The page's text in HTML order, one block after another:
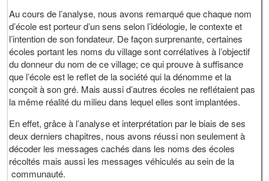
Au cours de l’analyse, nous avons remarqué que chaque nom
d’école est porteur d’un sens selon l’idéologie, le contexte et
l’intention de son fondateur. De façon surprenante, certaines
écoles portant les noms du village sont corrélatives à l’objectif
du donneur du nom de ce village; ce qui prouve à suffisance
que l’école est le reflet de la société qui la dénomme et la
conçoit à son gré. Mais aussi d’autres écoles ne reflétaient pas
la même réalité du milieu dans lequel elles sont implantées.
En effet, grâce à l’analyse et interprétation par le biais de ses
deux derniers chapitres, nous avons réussi non seulement à
décoder les messages cachés dans les noms des écoles
récoltés mais aussi les messages véhiculés au sein de la
communauté.